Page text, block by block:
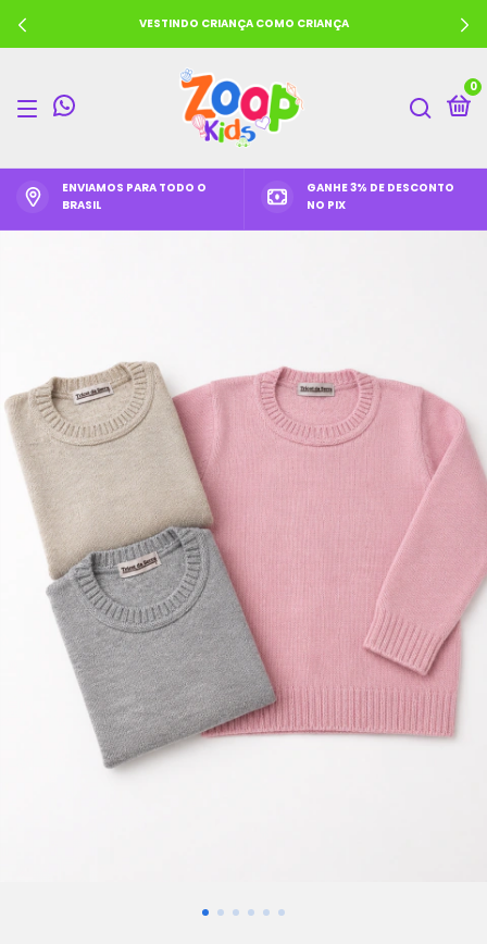
VESTINDO CRIANÇA COMO CRIANÇA
0
ENVIAMOS PARA TODO O
BRASIL
GANHE 3% DE DESCONTO
NO PIX